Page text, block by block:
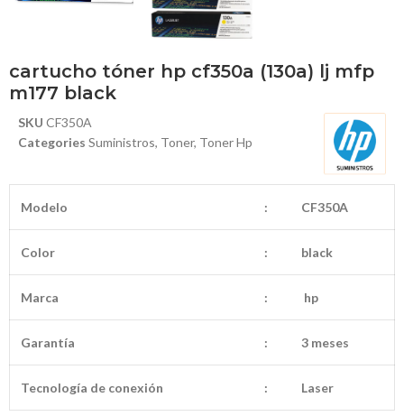
cartucho tóner hp cf350a (130a) lj mfp
m177 black
SKU CF350A
Categories Suministros, Toner, Toner Hp
Modelo : CF350A
Color : black
Marca : hp
Garantía : 3 meses
Tecnología de conexión : Laser